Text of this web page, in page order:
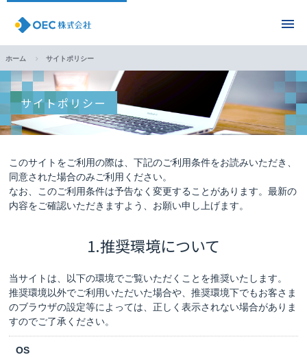
ホーム サイトポリシー
サイトポリシー
このサイトをご利用の際は、下記のご利用条件をお読みいただき、
同意された場合のみご利用ください。
なお、このご利用条件は予告なく変更することがあります。最新の
内容をご確認いただきますよう、お願い申し上げます。
1.推奨環境について
当サイトは、以下の環境でご覧いただくことを推奨いたします。
推奨環境以外でご利用いただいた場合や、推奨環境下でもお客さま
のブラウザの設定等によっては、正しく表示されない場合がありま
すのでご了承ください。
OS